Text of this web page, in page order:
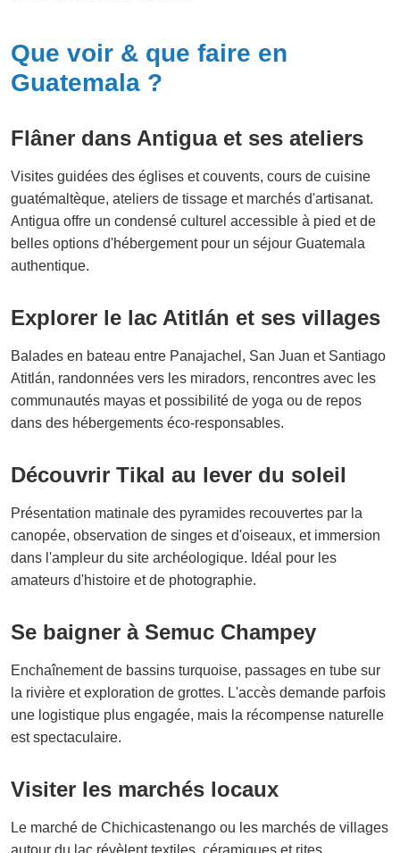
Que voir & que faire en
Guatemala ?
Flâner dans Antigua et ses ateliers
Visites guidées des églises et couvents, cours de cuisine
guatémaltèque, ateliers de tissage et marchés d'artisanat.
Antigua offre un condensé culturel accessible à pied et de
belles options d'hébergement pour un séjour Guatemala
authentique.
Explorer le lac Atitlán et ses villages
Balades en bateau entre Panajachel, San Juan et Santiago
Atitlán, randonnées vers les miradors, rencontres avec les
communautés mayas et possibilité de yoga ou de repos
dans des hébergements éco-responsables.
Découvrir Tikal au lever du soleil
Présentation matinale des pyramides recouvertes par la
canopée, observation de singes et d'oiseaux, et immersion
dans l'ampleur du site archéologique. Idéal pour les
amateurs d'histoire et de photographie.
Se baigner à Semuc Champey
Enchaînement de bassins turquoise, passages en tube sur
la rivière et exploration de grottes. L'accès demande parfois
une logistique plus engagée, mais la récompense naturelle
est spectaculaire.
Visiter les marchés locaux
Le marché de Chichicastenango ou les marchés de villages
autour du lac révèlent textiles, céramiques et rites